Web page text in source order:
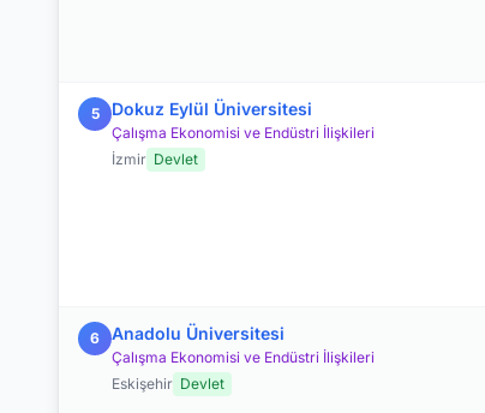
5 Dokuz Eylül Üniversitesi
Çalışma Ekonomisi ve Endüstri İlişkileri
İzmir Devlet
6 Anadolu Üniversitesi
Çalışma Ekonomisi ve Endüstri İlişkileri
Eskişehir Devlet